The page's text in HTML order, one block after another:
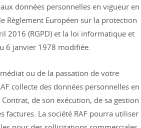
données personnelles en vigueur en
Règlement Européen sur la protection
2016 (RGPD) et la loi informatique et
6 janvier 1978 modifiée.
ou de la passation de votre
collecte des données personnelles en
de son exécution, de sa gestion
factures. La société RAF pourra utiliser